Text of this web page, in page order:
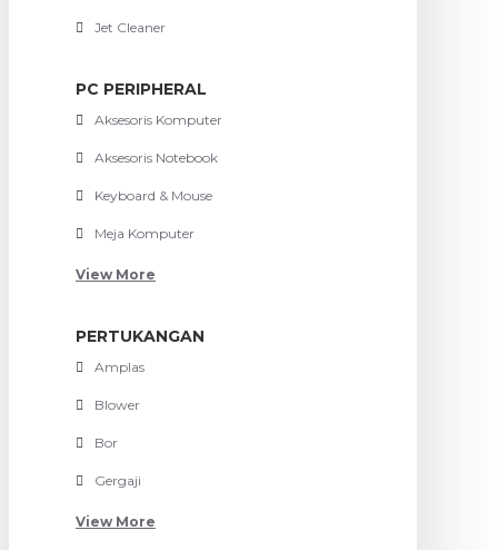
Jet Cleaner
PC PERIPHERAL
Aksesoris Komputer
Aksesoris Notebook
Keyboard & Mouse
Meja Komputer
View More
PERTUKANGAN
Amplas
Blower
Bor
Gergaji
View More